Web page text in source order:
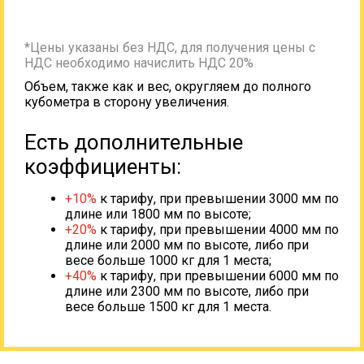
*Цены указаны без НДС, для получения цены с
НДС необходимо начислить НДС 20%
Объем, также как и вес, округляем до полного
кубометра в сторону увеличения.
Есть дополнительные
коэффициенты:
+10% к тарифу, при превышении 3000 мм по
длине или 1800 мм по высоте;
+20% к тарифу, при превышении 4000 мм по
длине или 2000 мм по высоте, либо при
весе больше 1000 кг для 1 места;
+40% к тарифу, при превышении 6000 мм по
длине или 2300 мм по высоте, либо при
весе больше 1500 кг для 1 места.